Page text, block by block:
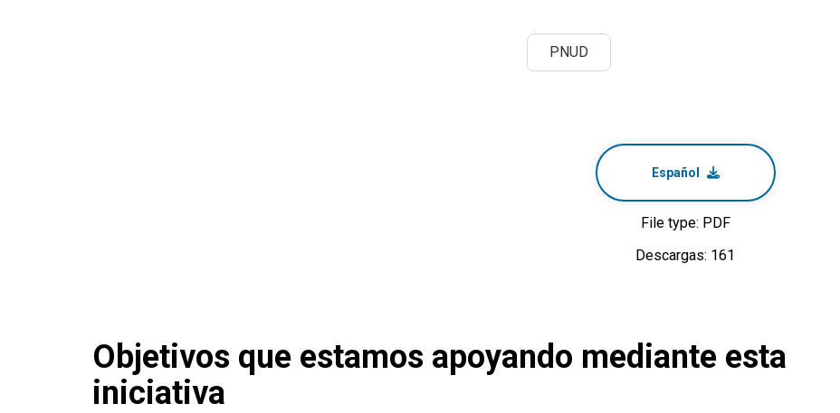
PNUD
Español
File type: PDF
Descargas: 161
Objetivos que estamos apoyando mediante esta
iniciativa